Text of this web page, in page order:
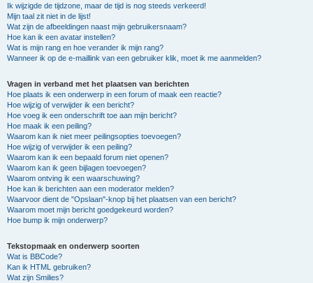
Ik wijzigde de tijdzone, maar de tijd is nog steeds verkeerd!
Mijn taal zit niet in de lijst!
Wat zijn de afbeeldingen naast mijn gebruikersnaam?
Hoe kan ik een avatar instellen?
Wat is mijn rang en hoe verander ik mijn rang?
Wanneer ik op de e-maillink van een gebruiker klik, moet ik me aanmelden?
Vragen in verband met het plaatsen van berichten
Hoe plaats ik een onderwerp in een forum of maak een reactie?
Hoe wijzig of verwijder ik een bericht?
Hoe voeg ik een onderschrift toe aan mijn bericht?
Hoe maak ik een peiling?
Waarom kan ik niet meer peilingsopties toevoegen?
Hoe wijzig of verwijder ik een peiling?
Waarom kan ik een bepaald forum niet openen?
Waarom kan ik geen bijlagen toevoegen?
Waarom ontving ik een waarschuwing?
Hoe kan ik berichten aan een moderator melden?
Waarvoor dient de "Opslaan"-knop bij het plaatsen van een bericht?
Waarom moet mijn bericht goedgekeurd worden?
Hoe bump ik mijn onderwerp?
Tekstopmaak en onderwerp soorten
Wat is BBCode?
Kan ik HTML gebruiken?
Wat zijn Smilies?